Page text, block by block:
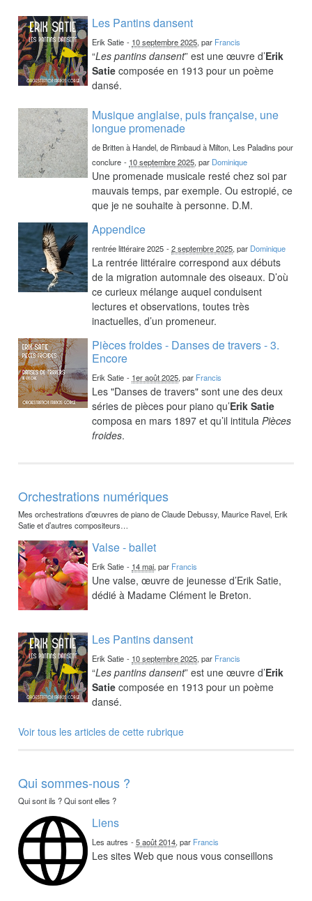
Les Pantins dansent
Erik Satie - 10 septembre 2025, par Francis
“Les pantins dansent” est une œuvre d’Erik
Satie composée en 1913 pour un poème
dansé.
Musique anglaise, puis française, une
longue promenade
de Britten à Handel, de Rimbaud à Milton, Les Paladins pour
conclure - 10 septembre 2025, par Dominique
Une promenade musicale resté chez soi par
mauvais temps, par exemple. Ou estropié, ce
que je ne souhaite à personne. D.M.
Appendice
rentrée littéraire 2025 -2 septembre 2025, par Dominique
La rentrée littéraire correspond aux débuts
de la migration automnale des oiseaux. D’où
ce curieux mélange auquel conduisent
lectures et observations, toutes très
inactuelles, d’un promeneur.
Pièces froides - Danses de travers - 3.
Encore
Erik Satie - 1er août 2025, par Francis
Les "Danses de travers" sont une des deux
séries de pièces pour piano qu’Erik Satie
composa en mars 1897 et qu’il intitulaPièces
froides.
Orchestrations numériques
Mes orchestrations d’œuvres de piano de Claude Debussy, Maurice Ravel, Erik
Satie et d’autres compositeurs…
Valse - ballet
Erik Satie - 14 mai, par Francis
Une valse, œuvre de jeunesse d’Erik Satie,
dédié à Madame Clément le Breton.
Les Pantins dansent
Erik Satie - 10 septembre 2025, par Francis
“Les pantins dansent” est une œuvre d’Erik
Satie composée en 1913 pour un poème
dansé.
Voir tous les articles de cette rubrique
Qui sommes-nous ?
Qui sont ils ? Qui sont elles ?
Liens
Les autres -5 août 2014, par Francis
Les sites Web que nous vous conseillons